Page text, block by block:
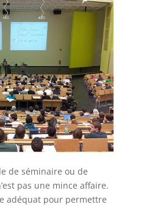
de séminaire ou de
pas une mince affaire.
adéquat pour permettre